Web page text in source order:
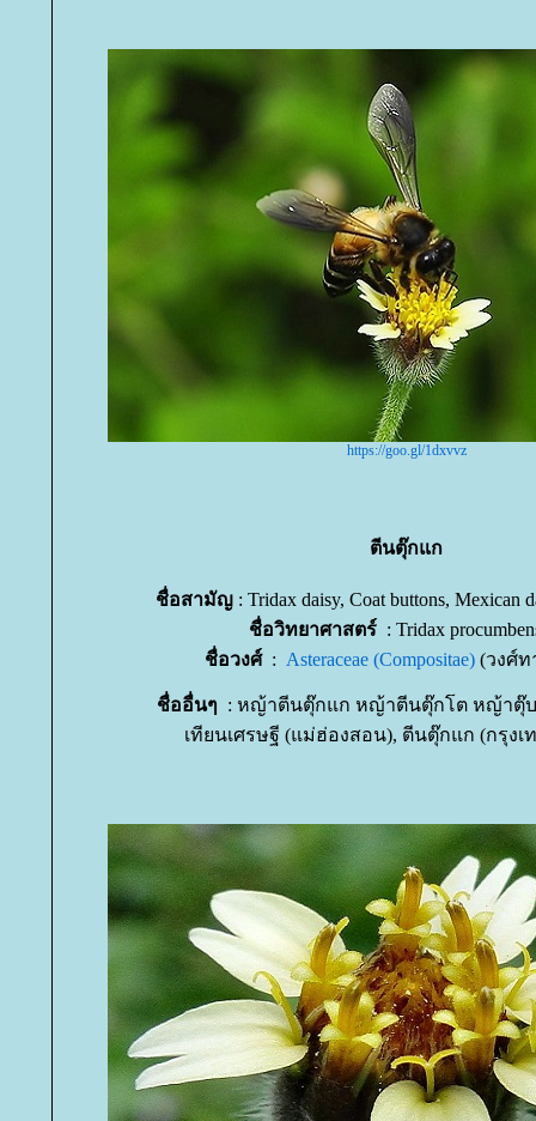
https://goo.gl/1dxvvz
ตีนตุ๊กแก
ชื่อสามัญ: Tridax daisy, Coat buttons, Mexican
ชื่อวิทยาศาสตร์ : Tridax
ชื่อวงศ์: Asteraceae (Compositae) (วงศ์
ชื่ออื่นๆ : หญ้าตีนตุ๊กแก หญ้าตีนตุ๊กโต หญ้าตุ๊บ
เทียนเศรษฐี (แม่ฮ่องสอน), ตีนตุ๊กแก (กรุงเ